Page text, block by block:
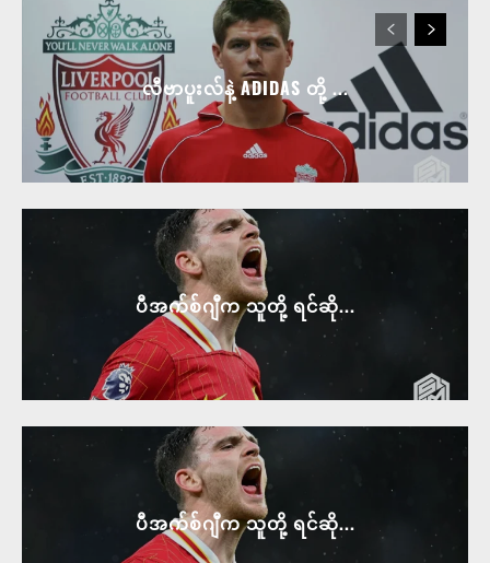
လီဗာပူးလ်နဲ့ ADIDAS တို့ ...
ပီအက်စ်ဂျီက သူတို့ ရင်ဆို...
ပီအက်စ်ဂျီက သူတို့ ရင်ဆို...